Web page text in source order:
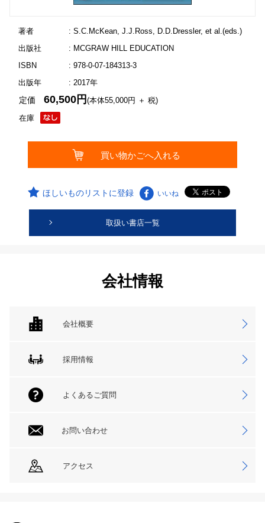
著者
: S.C.McKean, J.J.Ross, D.D.Dressler, et al.(eds.)
出版社
: MCGRAW HILL EDUCATION
ISBN
: 978-0-07-184313-3
出版年
: 2017年
在庫
定価60,500円(本体55,000円 ＋ 税)
ほしいものリストに登録 いいね
取扱い書店一覧
会社情報
会社概要
採用情報
よくあるご質問
お問い合わせ
アクセス